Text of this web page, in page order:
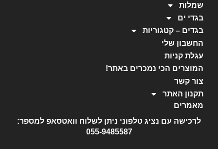
שמלות
בגדי ים
בגדים – קטגוריות
החשבון שלי
עגלת קניות
המוצרים הכי נמכרים באתר!
צור קשר
תקנון האתר
מאמרים
לרכישה עם נציג טלפוני ניתן לשלוח וואטסאפ למספר:
055-9485587